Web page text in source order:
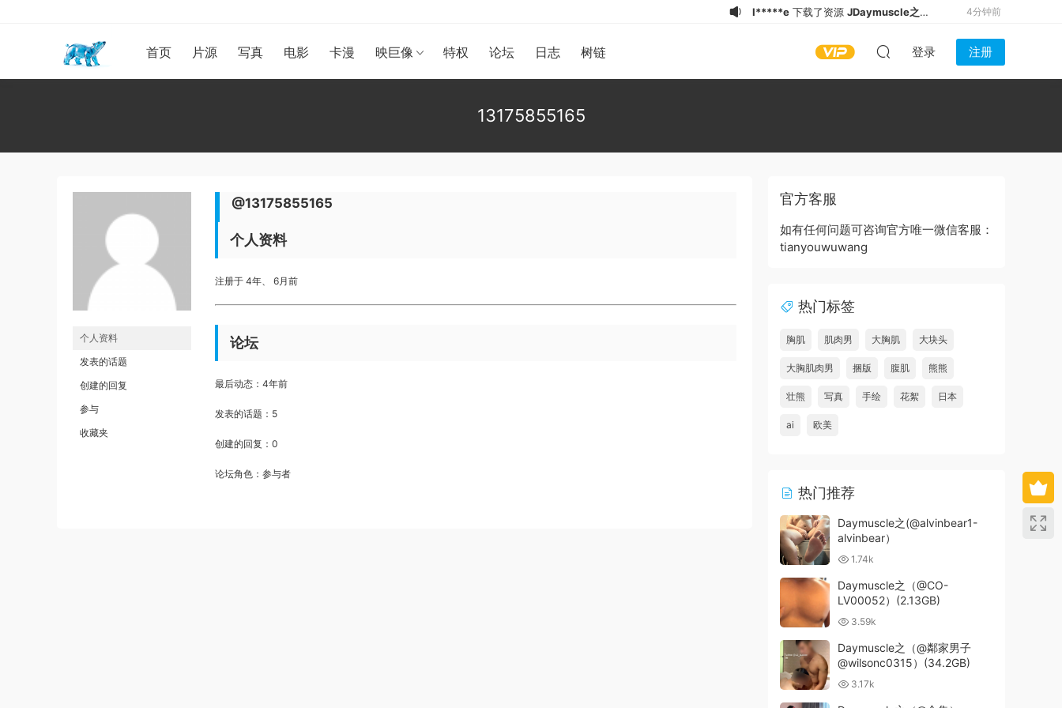
首页 片源 写真 电影 卡漫 映巨像 特权 论坛 日志 树链 登录 注册
I*****e 下载了资源 JDaymuscle之
4分钟前
下载了资源Daymuscle之
(@Museumans-@Museuman）
6分钟前
I*****e下载了资源Daymuscle之（@
6分钟前
g****3下载了资源Daymuscle之
27分钟前
下载了资源Daymuscle之
（@WorldStudz）（27.4GB）
I*****e下载了资源Daymuscle之
(@@Jiah_Sung-トット）
3分钟前
13175855165
个人资料
发表的话题
创建的回复
参与
收藏夹
@13175855165
个人资料
注册于 4年、 6月前
论坛
最后动态：4年前
发表的话题：5
创建的回复：0
论坛角色：参与者
官方客服
如有任何问题可咨询官方唯一微信客服：
tianyouwuwang
热门标签
胸肌 肌肉男 大胸肌 大块头
大胸肌肉男 捆版 腹肌 熊熊
壮熊 写真 手绘 花絮 日本
ai 欧美
热门推荐
Daymuscle之(@alvinbear1-
alvinbear）
1.74k
Daymuscle之（@CO-
LV00052）(2.13GB)
3.59k
Daymuscle之（@鄰家男子
@wilsonc0315）(34.2GB)
3.17k